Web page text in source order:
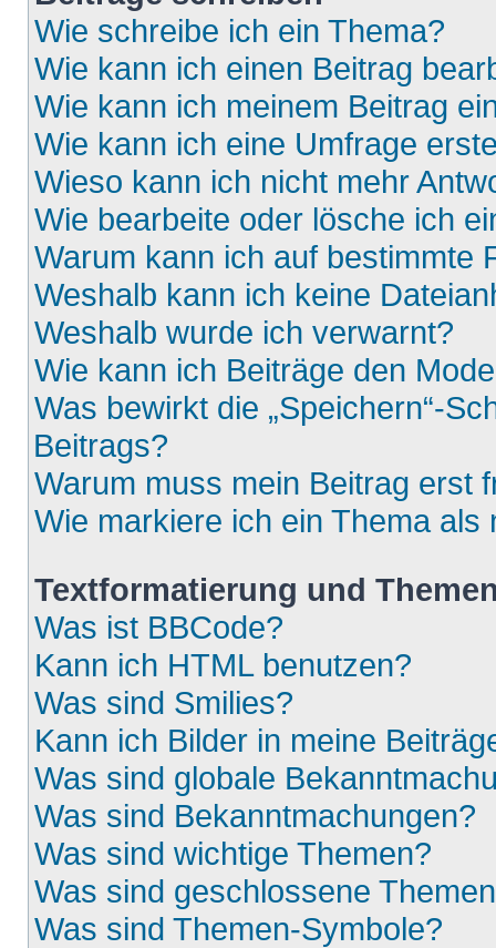
Wie schreibe ich ein Thema?
Wie kann ich einen Beitrag
Wie kann ich meinem Beitrag
Wie kann ich eine Umfrage
Wieso kann ich nicht mehr
Wie bearbeite oder lösche ich
Warum kann ich auf bestimmte
Weshalb kann ich keine
Weshalb wurde ich verwarnt?
Wie kann ich Beiträge den
Was bewirkt die „Speichern“-
Beitrags?
Warum muss mein Beitrag erst
Wie markiere ich ein Thema als
Textformatierung und
Was ist BBCode?
Kann ich HTML benutzen?
Was sind Smilies?
Kann ich Bilder in meine
Was sind globale
Was sind Bekanntmachungen?
Was sind wichtige Themen?
Was sind geschlossene
Was sind Themen-Symbole?